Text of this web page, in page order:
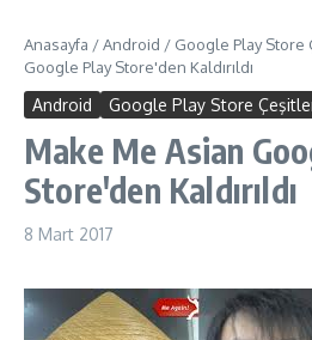
Anasayfa /Android / Google Play Store
Google Play Store'den Kaldırıldı
Android Google Play Store
Make Me Asian
Store'den Kaldırıldı
8 Mart 2017